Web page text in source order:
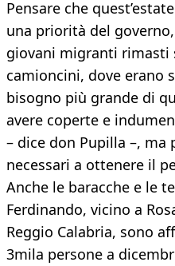
Pensare che
una priorità del
giovani migranti rimasti
camioncini, dove erano
bisogno più grande di
avere coperte e
– dice don Pupilla –,
necessari a ottenere il
Anche le baracche e le
Ferdinando, vicino a
Reggio Calabria, sono
3mila persone a